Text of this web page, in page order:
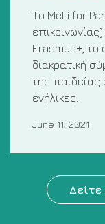
Το MeLi for
Erasmus+, το
διακρατική
της παιδείας
ενήλικες.
June 11, 2021